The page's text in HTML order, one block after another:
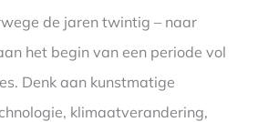
de jaren twintig – naar
het begin van een periode vol
Denk aan kunstmatige
klimaatverandering,